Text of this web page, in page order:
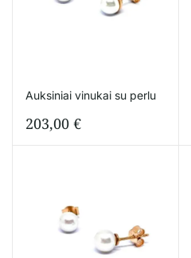
Auksiniai vinukai su perlu
203,00 €